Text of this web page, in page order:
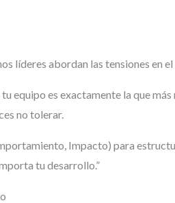
líderes abordan las tensiones en
equipo es exactamente la que
no tolerar.
Impacto) para
tu desarrollo.”